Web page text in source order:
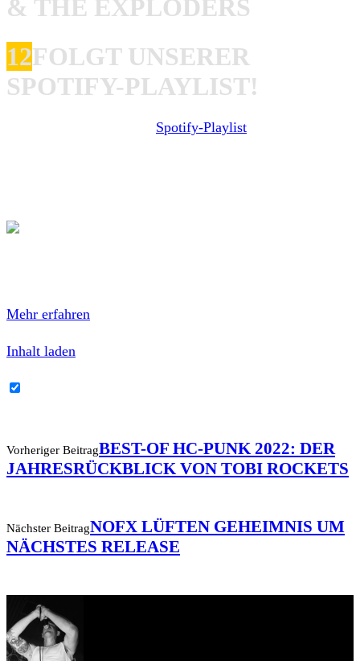
& THE EXPLODERS
12FOLGT UNSERER
SPOTIFY-PLAYLIST!
Spotify-Playlist
Mehr erfahren
Inhalt laden
Vorheriger BeitragBEST-OF HC-PUNK 2022: DER
JAHRESRÜCKBLICK VON TOBI ROCKETS
Nächster BeitragNOFX LÜFTEN GEHEIMNIS UM
NÄCHSTES RELEASE